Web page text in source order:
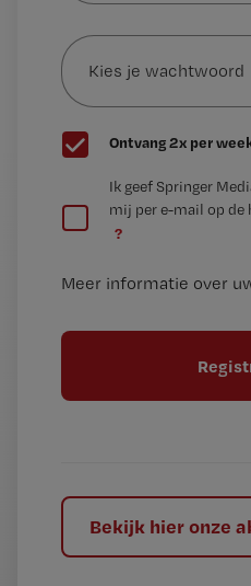
mailadres?
Kies
je
wachtwoord
G
e
t
Ontvang 2x per
e
t
l
Ik geef Springer
mij per e-mail op de
?
Meer informatie over
Bekijk hier onze